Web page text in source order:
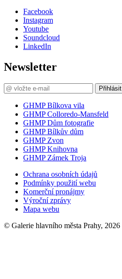
Facebook
Instagram
Youtube
Soundcloud
LinkedIn
Newsletter
Přihlásit
GHMP Bílkova vila
GHMP Colloredo-Mansfeld
GHMP Dům fotografie
GHMP Bílkův dům
GHMP Zvon
GHMP Knihovna
GHMP Zámek Troja
Ochrana osobních údajů
Podmínky použití webu
Komerční pronájmy
Výroční zprávy
Mapa webu
© Galerie hlavního města Prahy, 2026